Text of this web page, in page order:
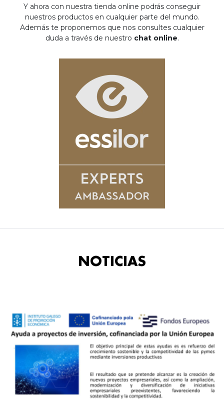
Y ahora con nuestra tienda online podrás conseguir
nuestros productos en cualquier parte del mundo.
Además te proponemos que nos consultes cualquier
duda a través de nuestro chat online.
NOTICIAS